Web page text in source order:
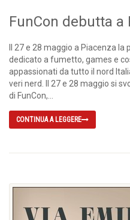
FunCon debutta a
Il 27 e 28 maggio a Piacenza
dedicato a fumetto, games e
appassionati da tutto il nord
veri nerd. Il 27 e 28 maggio si
di FunCon,...
CONTINUA A LEGGERE